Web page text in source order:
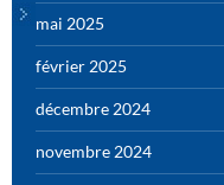
mai 2025
février 2025
décembre 2024
novembre 2024